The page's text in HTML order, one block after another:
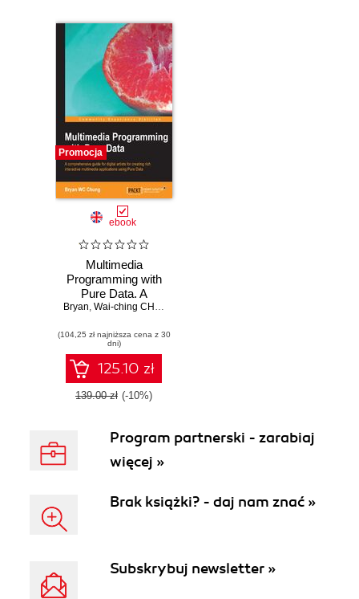
Promocja
ebook
Multimedia
Programming with
Pure Data. A
comprehensive
artists for creating
rich interactive
multimedia
applications using
Pure Data
Bryan, Wai-ching CHUNG
(104,25 zł najniższa cena z 30
dni)
125.10 zł
139.00 zł (-10%)
Program partnerski - zarabiaj
więcej »
Brak książki? - daj nam znać »
Subskrybuj newsletter »